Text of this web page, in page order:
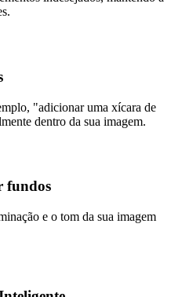
"adicionar uma xícara de
dentro da sua imagem.
fundos
e o tom da sua imagem